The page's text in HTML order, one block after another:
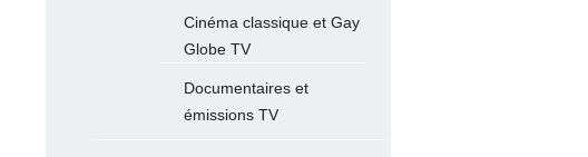
Cinéma classique et Gay
Globe TV
Documentaires et
émissions TV